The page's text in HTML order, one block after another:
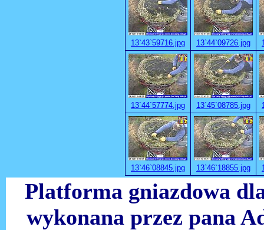
13`43`59716.jpg 13`44`09726.jpg
13`44`57774.jpg 13`45`08785.jpg
13`46`08845.jpg 13`46`18855.jpg
Platforma gniazdowa
wykonana przez pana